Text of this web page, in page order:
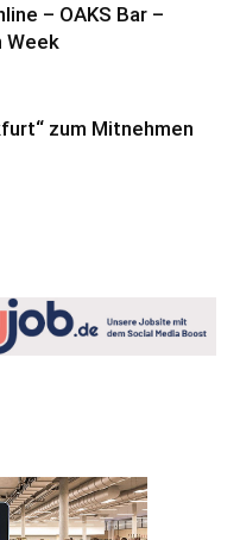
– OAKS Bar –
Week
zum Mitnehmen